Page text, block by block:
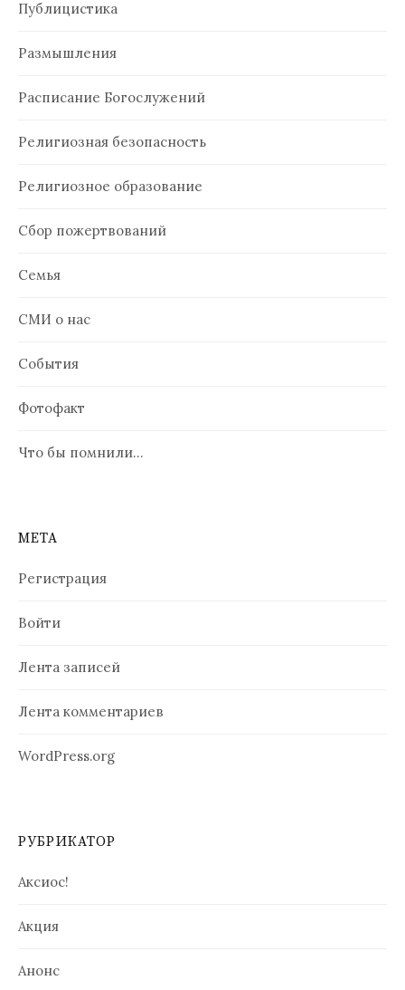
Публицистика
Размышления
Расписание Богослужений
Религиозная безопасность
Религиозное образование
Сбор пожертвований
Семья
СМИ о нас
События
Фотофакт
Что бы помнили…
МЕТА
Регистрация
Войти
Лента записей
Лента комментариев
WordPress.org
РУБРИКАТОР
Аксиос!
Акция
Анонс